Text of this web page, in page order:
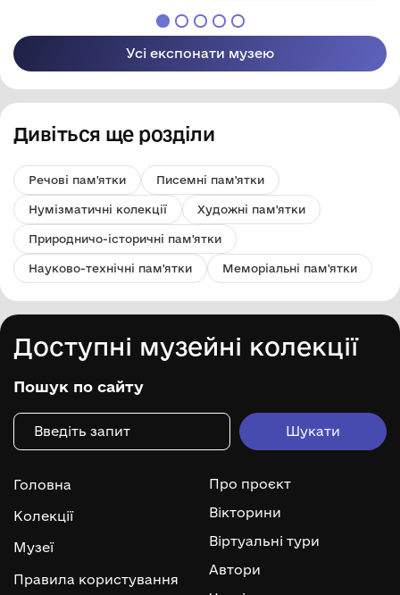
міської ради
Усі експонати музею
Дивіться ще розділи
Речові пам'ятки Писемні пам'ятки
Нумізматичні колекції Художні пам'ятки
Природничо-історичні пам'ятки
Науково-технічні пам'ятки Меморіальні пам'ятки
Доступні музейні колекції
Пошук по сайту
Головна
Колекції
Музеї
Правила користування
Про проєкт
Вікторини
Віртуальні тури
Автори